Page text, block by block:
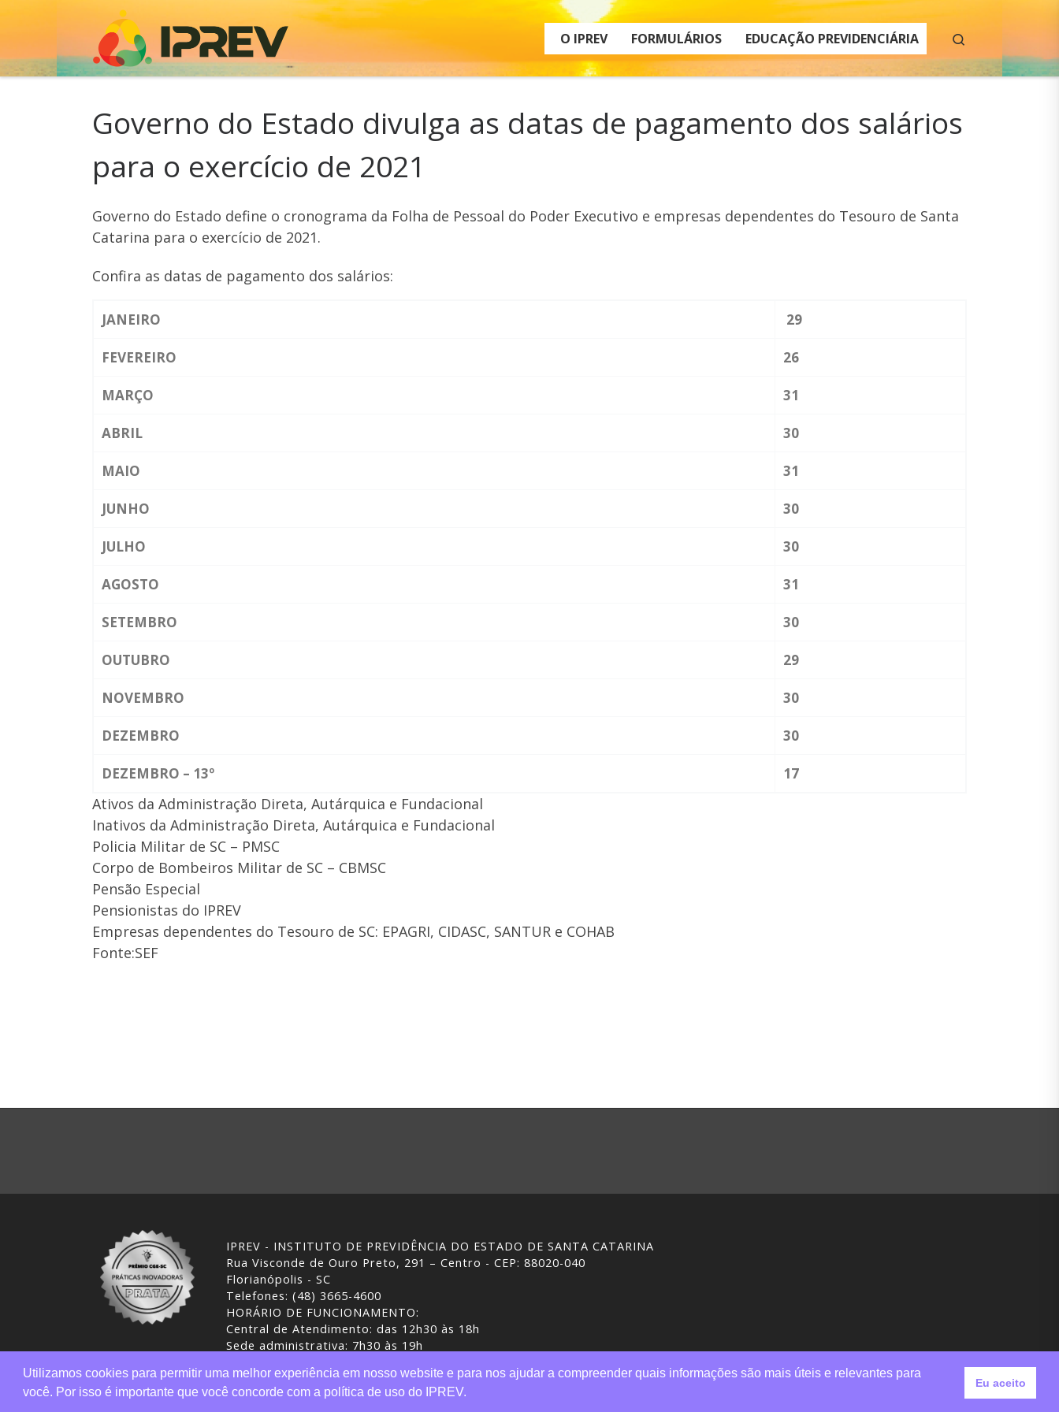
Skip to content
O IPREV FORMULÁRIOS EDUCAÇÃO PREVIDENCIÁRIA
Governo do Estado divulga as datas de pagamento dos salários
para o exercício de 2021
Governo do Estado define o cronograma da Folha de Pessoal do Poder Executivo e empresas dependentes do Tesouro de Santa
Catarina para o exercício de 2021.
Confira as datas de pagamento dos salários:
JANEIRO 29
FEVEREIRO 26
MARÇO 31
ABRIL 30
MAIO 31
JUNHO 30
JULHO 30
AGOSTO 31
SETEMBRO 30
OUTUBRO 29
NOVEMBRO 30
DEZEMBRO 30
DEZEMBRO – 13º 17
Ativos da Administração Direta, Autárquica e Fundacional
Inativos da Administração Direta, Autárquica e Fundacional
Policia Militar de SC – PMSC
Corpo de Bombeiros Militar de SC – CBMSC
Pensão Especial
Pensionistas do IPREV
Empresas dependentes do Tesouro de SC: EPAGRI, CIDASC, SANTUR e COHAB
Fonte:SEF
IPREV - INSTITUTO DE PREVIDÊNCIA DO ESTADO DE SANTA CATARINA
Rua Visconde de Ouro Preto, 291 – Centro - CEP: 88020-040
Florianópolis - SC
Telefones: (48) 3665-4600
HORÁRIO DE FUNCIONAMENTO:
Central de Atendimento: das 12h30 às 18h
Sede administrativa: 7h30 às 19h
Utilizamos cookies para permitir uma melhor experiência em nosso website e para nos ajudar a compreender quais informações são mais úteis e relevantes para
você. Por isso é importante que você concorde com a política de uso do IPREV.
Eu aceito